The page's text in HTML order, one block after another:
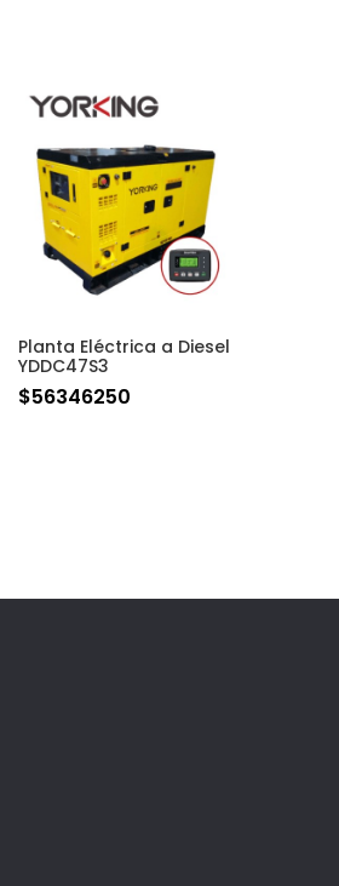
Planta Eléctrica a Diesel
YDDC47S3
$56346250